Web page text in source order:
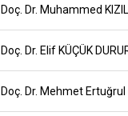
Doç. Dr. Muhammed
Doç. Dr. Elif KÜÇÜK
Doç. Dr. Mehmet Ertuğrul